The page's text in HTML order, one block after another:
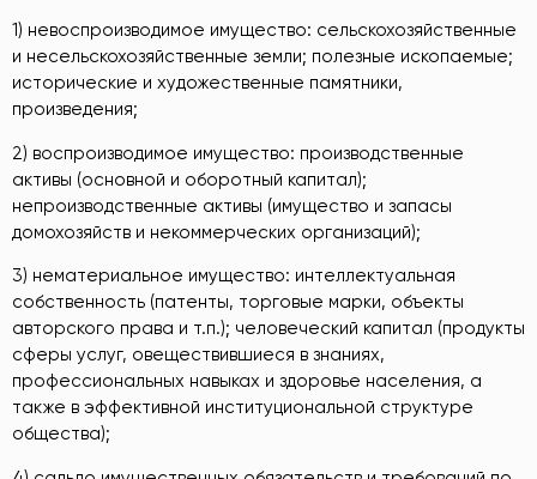
1) невоспроизводимое имущество: сельскохозяйственные
и несельскохозяйственные земли; полезные ископаемые;
исторические и художественные памятники,
произведения;
2) воспроизводимое имущество: производственные
активы (основной и оборотный капитал);
непроизводственные активы (имущество и запасы
домохозяйств и некоммерческих организаций);
3) нематериальное имущество: интеллектуальная
собственность (патенты, торговые марки, объекты
авторского права и т.п.); человеческий капитал (продукты
сферы услуг, овеществившиеся в знаниях,
профессиональных навыках и здоровье населения, а
также в эффективной институциональной структуре
общества);